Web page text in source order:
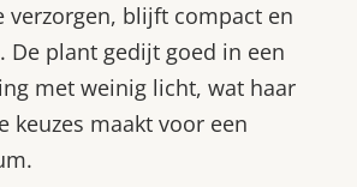
verzorgen, blijft compact en
De plant gedijt goed in een
met weinig licht, wat haar
keuzes maakt voor een